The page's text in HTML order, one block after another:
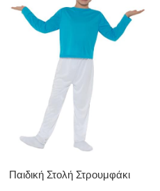
Παιδική Στολή Στρουμφάκι